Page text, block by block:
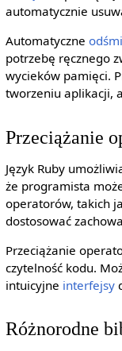
automatycznie
Automatyczne
potrzebę ręcznego
wycieków pamięci.
tworzeniu aplikacji,
Przeciążanie
Język Ruby
że programista
operatorów, takich
dostosować
Przeciążanie
czytelność kodu.
intuicyjne interfejsy
Różnorodne